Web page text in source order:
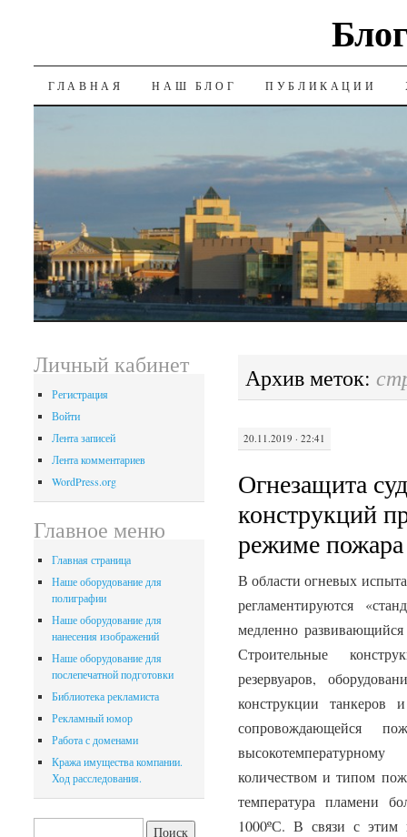
SKIP
ГЛАВНАЯ НАШ БЛОГ ПУБЛИКАЦИИ
Архив меток:
20.11.2019 · 22:41
Огнезащита
конструкций
режиме пожара
В области огневых
регламентируются
медленно
Строительные
резервуаров,
конструкции танкеров
сопровождающейся
количеством и типом
температура пламени
1000ºС. В связи с этим
Личный кабинет
Регистрация
Войти
Лента записей
Лента комментариев
WordPress.org
Главное меню
Главная страница
Наше оборудование для
полиграфии
Наше оборудование для
нанесения изображений
Наше оборудование для
послепечатной подготовки
Библиотека рекламиста
Рекламный юмор
Работа с доменами
Кража имущества компании.
Ход расследования.